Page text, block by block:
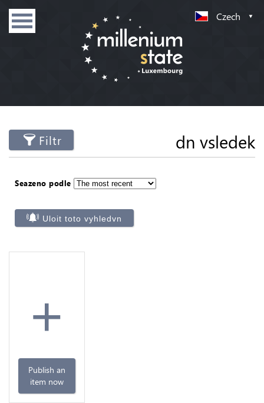
Czech
Filtr dn vsledek
Seazeno podle
Uloit toto vyhledvn
+
Publish an
item now